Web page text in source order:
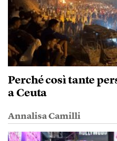
Perché così tante
a Ceuta
Annalisa Camilli